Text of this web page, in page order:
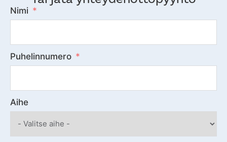
Nimi
Puhelinnumero
Aihe